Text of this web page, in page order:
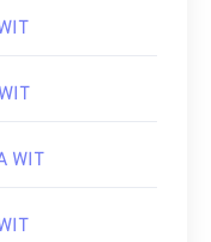
WIT